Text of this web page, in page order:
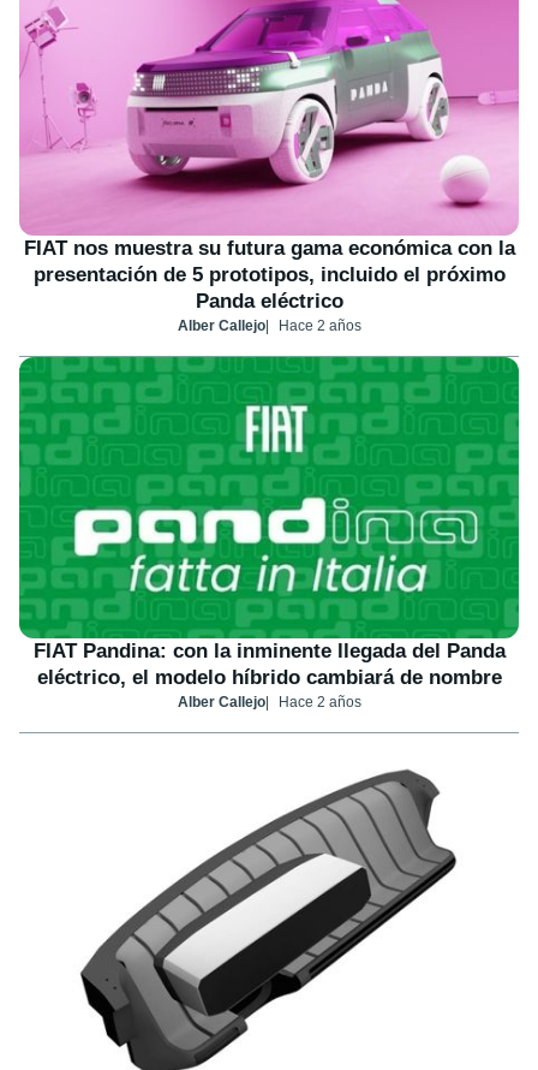
FIAT nos muestra su futura gama económica con la
presentación de 5 prototipos, incluido el próximo
Panda eléctrico
Alber Callejo Hace 2 años
FIAT Pandina: con la inminente llegada del Panda
eléctrico, el modelo híbrido cambiará de nombre
Alber Callejo Hace 2 años